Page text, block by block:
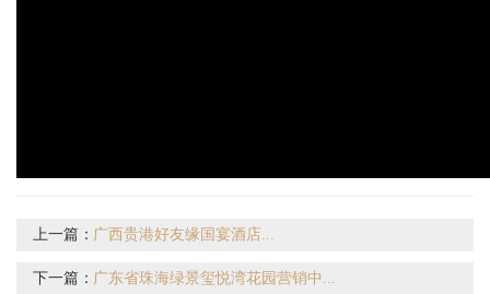
上一篇： 广西贵港好友缘国宴酒店...
下一篇： 广东省珠海绿景玺悦湾花园营销中...